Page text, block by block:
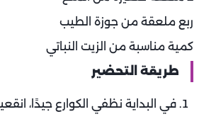
ربع ملعقة من جوزة الطيب
كمية مناسبة من الزيت النباتي
طريقة التحضير
في البداية نظفي الكوارع جيدًا،